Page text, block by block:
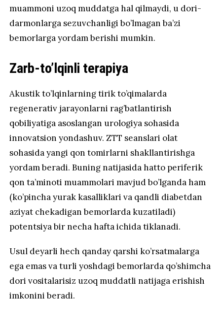
muammoni uzoq muddatga hal qilmaydi, u dori-
darmonlarga sezuvchanligi bo’lmagan ba’zi
bemorlarga yordam berishi mumkin.
Zarb-to’lqinli terapiya
Akustik to’lqinlarning tirik to’qimalarda
regenerativ jarayonlarni rag’batlantirish
qobiliyatiga asoslangan urologiya sohasida
innovatsion yondashuv. ZTT seanslari olat
sohasida yangi qon tomirlarni shakllantirishga
yordam beradi. Buning natijasida hatto periferik
qon ta’minoti muammolari mavjud bo’lganda ham
(ko’pincha yurak kasalliklari va qandli diabetdan
aziyat chekadigan bemorlarda kuzatiladi)
potentsiya bir necha hafta ichida tiklanadi.
Usul deyarli hech qanday qarshi ko’rsatmalarga
ega emas va turli yoshdagi bemorlarda qo’shimcha
dori vositalarisiz uzoq muddatli natijaga erishish
imkonini beradi.